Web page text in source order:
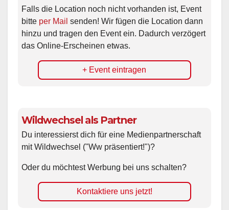
Falls die Location noch nicht vorhanden ist, Event
bitte per Mail senden! Wir fügen die Location dann
hinzu und tragen den Event ein. Dadurch verzögert
das Online-Erscheinen etwas.
+ Event eintragen
Wildwechsel als Partner
Du interessierst dich für eine Medienpartnerschaft
mit Wildwechsel ("Ww präsentiert!")?
Oder du möchtest Werbung bei uns schalten?
Kontaktiere uns jetzt!